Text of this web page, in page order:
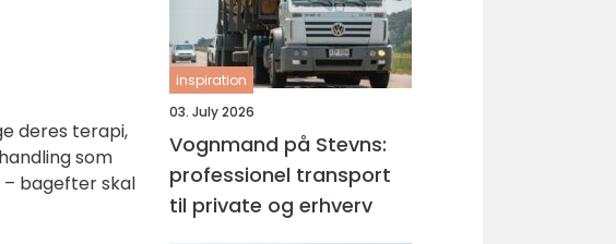
deres terapi,
som
– bagefter skal
inspiration
03. July 2026
Vognmand på Stevns:
professionel transport
til private og erhverv